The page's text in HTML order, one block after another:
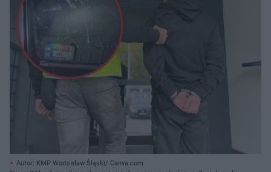
Autor: KMP Wodzisław Śląski/ Canva.com